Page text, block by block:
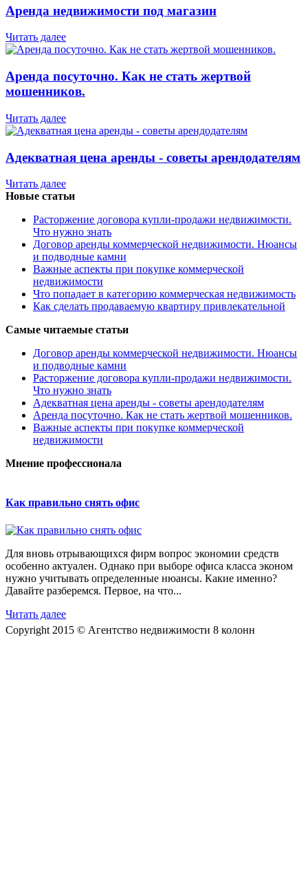
Аренда недвижимости под магазин
Читать далее
Аренда посуточно. Как не стать жертвой
мошенников.
Читать далее
Адекватная цена аренды - советы арендодателям
Читать далее
Новые статьи
Расторжение договора купли-продажи недвижимости.
Что нужно знать
Договор аренды коммерческой недвижимости. Нюансы
и подводные камни
Важные аспекты при покупке коммерческой
недвижимости
Что попадает в категорию коммерческая недвижимость
Как сделать продаваемую квартиру привлекательной
Самые читаемые статьи
Договор аренды коммерческой недвижимости. Нюансы
и подводные камни
Расторжение договора купли-продажи недвижимости.
Что нужно знать
Адекватная цена аренды - советы арендодателям
Аренда посуточно. Как не стать жертвой мошенников.
Важные аспекты при покупке коммерческой
недвижимости
Мнение профессионала
Как правильно снять офис
Для вновь отрывающихся фирм вопрос экономии средств
особенно актуален. Однако при выборе офиса класса эконом
нужно учитывать определенные нюансы. Какие именно?
Давайте разберемся. Первое, на что...
Читать далее
Copyright 2015 © Агентство недвижимости 8 колонн